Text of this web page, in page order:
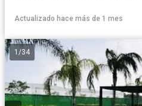
Actualizado hace más de 1 mes
1 /34